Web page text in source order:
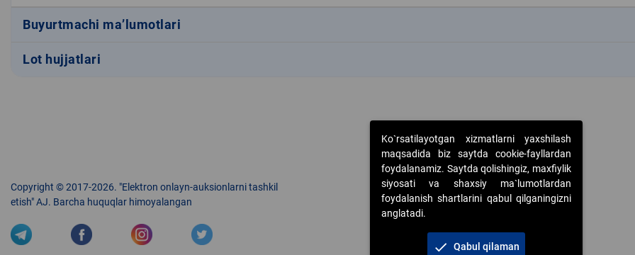
Buyurtmachi ma’lumotlari
Lot hujjatlari
Copyright © 2017-2026. "Elektron onlayn-auksionlarni tashkil
etish" AJ. Barcha huquqlar himoyalangan
Ko`rsatilayotgan xizmatlarni yaxshilash
maqsadida biz saytda cookie-fayllardan
foydalanamiz. Saytda qolishingiz, maxfiylik
siyosati va shaxsiy ma`lumotlardan
foydalanish shartlarini qabul qilganingizni
anglatadi.
check Qabul qilaman